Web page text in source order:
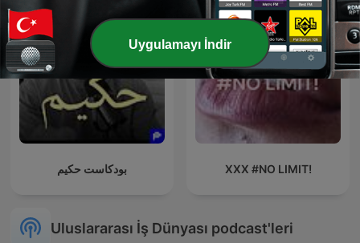
بودكاست حكيم XXX #NO LIMIT!
Uluslararası İş Dünyası podcast'leri
Uygulamayı İndir